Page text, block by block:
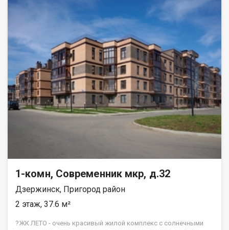
Все квартиры свободной планировки, в получистовой
отделке. ? Каждому покупателю дизайн – проект в подарок!
Весь ЖК уже сдан! ☎️ 733-333. ДомСтрой
1-комн, Современник мкр, д.32
Дзержинск, Пригород район
2 этаж, 37.6 м²
?ЖК ЛЕТО - очень красивый жилой комплекс с солнечными